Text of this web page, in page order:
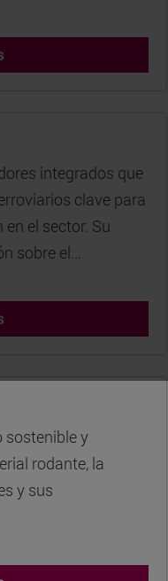
integrados que
clave para
el sector. Su
sobre el...
sostenible y
rodante, la
y sus